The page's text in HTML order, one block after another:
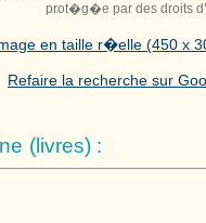
prot�g�e par des droits
en taille r�elle (450 x
Refaire la recherche sur
(livres) :